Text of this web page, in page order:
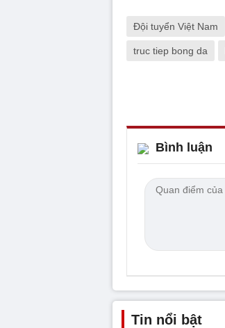
Đội tuyển Việt Nam
truc tiep bong da
Bình luận
Tin nổi bật